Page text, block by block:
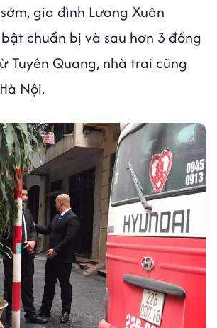
gia đình Lương Xuân
chuẩn bị và sau hơn 3 đồng
Tuyên Quang, nhà trai cũng
Nội.